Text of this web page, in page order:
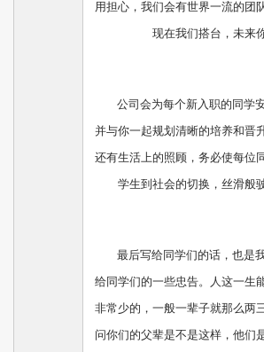
用担心，我们会有世界一流的团
现在我们搭台，未来
公司会为每个新入职的同学
并与你一起规划清晰的培养和晋
还有生活上的照顾，务必使每位
学生到社会的切换，丝滑般
最后写给同学们的话，也是
给同学们的一些忠告。人这一生
非常少的，一般一辈子就那么两
问你们的父辈是不是这样，他们